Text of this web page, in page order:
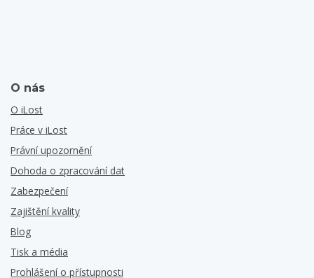
O nás
O iLost
Práce v iLost
Právní upozornění
Dohoda o zpracování dat
Zabezpečení
Zajištění kvality
Blog
Tisk a média
Prohlášení o přístupnosti